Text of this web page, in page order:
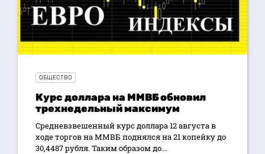
ОБЩЕСТВО
Курс доллара на ММВБ обновил
трехнедельный максимум
Средневзвешенный курс доллара 12 августа в
ходе торгов на ММВБ поднялся на 21 копейку до
30,4487 рубля. Таким образом до...